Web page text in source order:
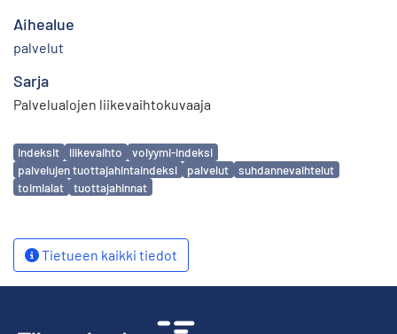
Aihealue
palvelut
Sarja
Palvelualojen liikevaihtokuvaaja
Avainsanat
indeksit liikevaihto
volyymi-indeksi
palvelujen tuottajahintaindeksi
palvelut
suhdannevaihtelut
toimialat
tuottajahinnat
Tietueen kaikki tiedot